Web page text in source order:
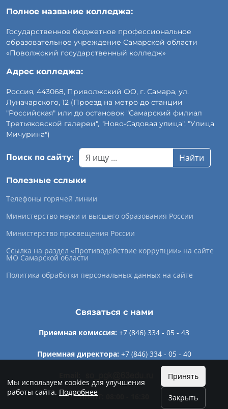
Полное название колледжа:
Государственное бюджетное профессиональное
образовательное учреждение Самарской области
«Поволжский государственный колледж»
Адрес колледжа:
Россия, 443068, Приволжский ФО, г. Самара, ул.
Луначарского, 12 (Проезд на метро до станции
"Российская" или до остановок "Самарский филиал
Третьяковской галереи", "Ново-Садовая улица", "Улица
Мичурина")
Поиск по сайту: Найти
Полезные сслыки
Телефоны горячей линии
Министерство науки и высшего образования России
Министерство просвещения России
Ссылка на раздел «Противодействие коррупции» на сайте
МО Самарской области
Политика обработки персональных данных на сайте
Связаться с нами
Приемная комиссия: +7 (846) 334 - 05 - 43
Приемная директора: +7 (846) 334 - 05 - 40
ПН-ПТ: 08:00 - 16:30
Мы используем cookies для улучшения
работы сайта. Подробнее
Принять
Закрыть